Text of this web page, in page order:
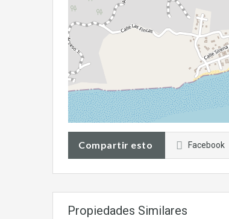
Compartir esto Facebook
Propiedades Similares